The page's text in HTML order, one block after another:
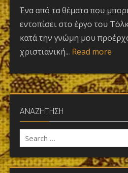
Ένα από τα θέματα που
εντοπίσει στο έργο του
κατά την γνώμη μου
χριστιανική... Read more
ΑΝΑΖΗΤΗΣΗ
Search
for: